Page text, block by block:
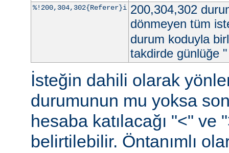
%!200,304,302{Referer}i 200,304,302
dönmeyen tüm
durum koduyla
takdirde günlüğe "
İsteğin dahili olarak
durumunun mu yoksa
hesaba katılacağı "<"
belirtilebilir. Öntanımlı